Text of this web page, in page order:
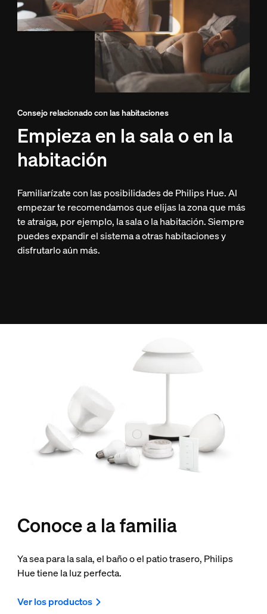
Consejo relacionado con las habitaciones
Empieza en la sala o en la
habitación
Familiarízate con las posibilidades de Philips Hue. Al
empezar te recomendamos que elijas la zona que más
te atraiga, por ejemplo, la sala o la habitación. Siempre
puedes expandir el sistema a otras habitaciones y
disfrutarlo aún más.
Conoce a la familia
Ya sea para la sala, el baño o el patio trasero, Philips
Hue tiene la luz perfecta.
Ver los productos